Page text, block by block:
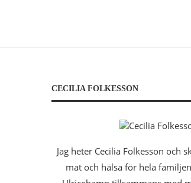
CECILIA FOLKESSON
Jag heter Cecilia Folkesson och
mat och hälsa för hela